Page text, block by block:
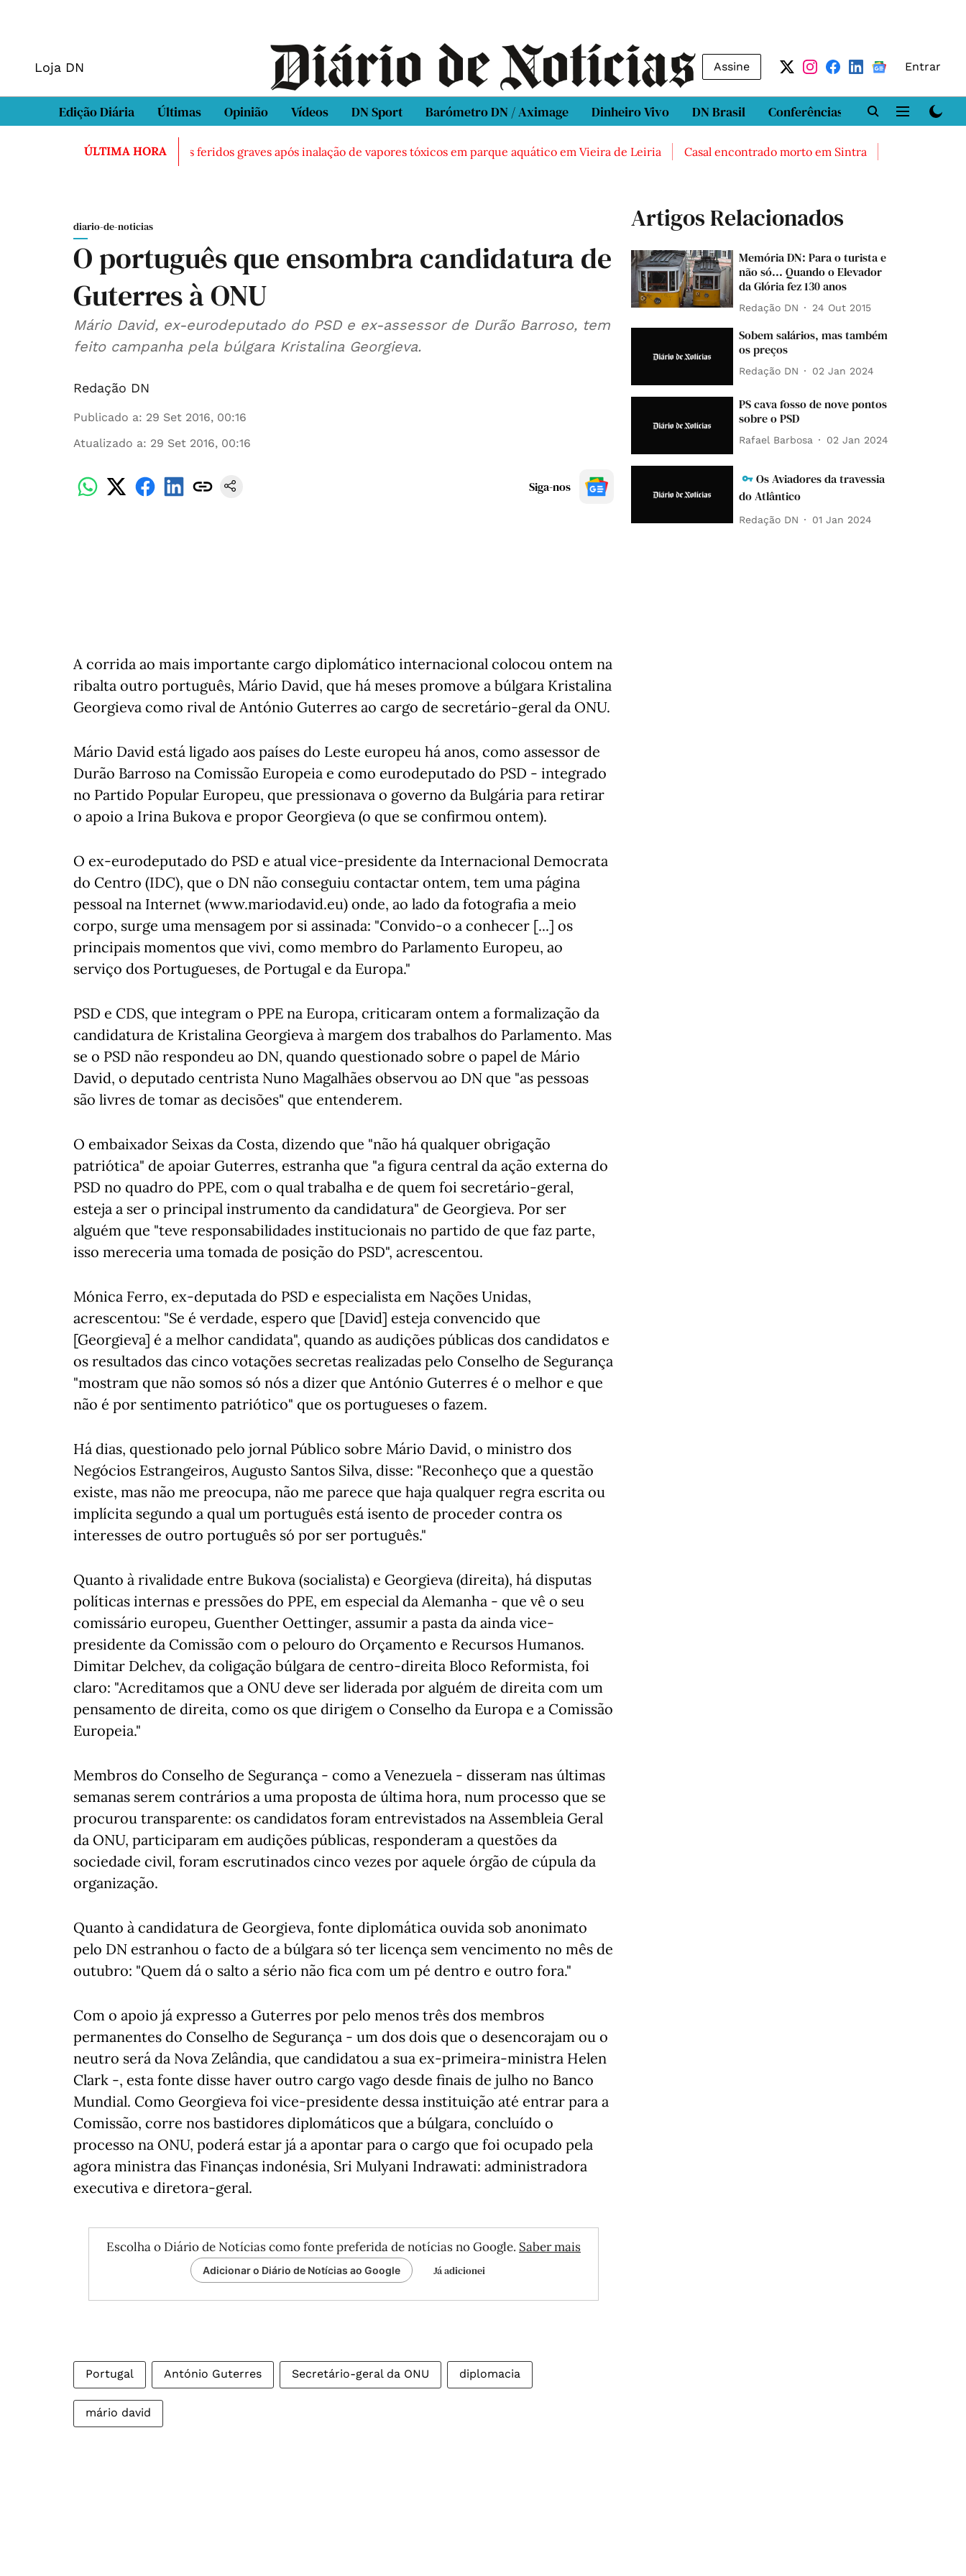
Loja DN Assine Entrar
Edição Diária Últimas Opinião Vídeos DN Sport Barómetro DN / Aximage Dinheiro Vivo DN Brasil Conferências DN LAB
ÚLTIMA HORA
morto em Sintra Três feridos graves após inalação de vapores tóxicos em parque aquático em Vieira de Leiria Casal encontrado morto em Sintra Três feridos
diario-de-noticias
O português que ensombra candidatura de
Guterres à ONU
Mário David, ex-eurodeputado do PSD e ex-assessor de Durão Barroso, tem
feito campanha pela búlgara Kristalina Georgieva.
Redação DN
Publicado a: 29 Set 2016, 00:16
Atualizado a: 29 Set 2016, 00:16
Siga-nos
A corrida ao mais importante cargo diplomático internacional colocou ontem na
ribalta outro português, Mário David, que há meses promove a búlgara Kristalina
Georgieva como rival de António Guterres ao cargo de secretário-geral da ONU.
Mário David está ligado aos países do Leste europeu há anos, como assessor de
Durão Barroso na Comissão Europeia e como eurodeputado do PSD - integrado
no Partido Popular Europeu, que pressionava o governo da Bulgária para retirar
o apoio a Irina Bukova e propor Georgieva (o que se confirmou ontem).
O ex-eurodeputado do PSD e atual vice-presidente da Internacional Democrata
do Centro (IDC), que o DN não conseguiu contactar ontem, tem uma página
pessoal na Internet (www.mariodavid.eu) onde, ao lado da fotografia a meio
corpo, surge uma mensagem por si assinada: "Convido-o a conhecer [...] os
principais momentos que vivi, como membro do Parlamento Europeu, ao
serviço dos Portugueses, de Portugal e da Europa."
PSD e CDS, que integram o PPE na Europa, criticaram ontem a formalização da
candidatura de Kristalina Georgieva à margem dos trabalhos do Parlamento. Mas
se o PSD não respondeu ao DN, quando questionado sobre o papel de Mário
David, o deputado centrista Nuno Magalhães observou ao DN que "as pessoas
são livres de tomar as decisões" que entenderem.
O embaixador Seixas da Costa, dizendo que "não há qualquer obrigação
patriótica" de apoiar Guterres, estranha que "a figura central da ação externa do
PSD no quadro do PPE, com o qual trabalha e de quem foi secretário-geral,
esteja a ser o principal instrumento da candidatura" de Georgieva. Por ser
alguém que "teve responsabilidades institucionais no partido de que faz parte,
isso mereceria uma tomada de posição do PSD", acrescentou.
Mónica Ferro, ex-deputada do PSD e especialista em Nações Unidas,
acrescentou: "Se é verdade, espero que [David] esteja convencido que
[Georgieva] é a melhor candidata", quando as audições públicas dos candidatos e
os resultados das cinco votações secretas realizadas pelo Conselho de Segurança
"mostram que não somos só nós a dizer que António Guterres é o melhor e que
não é por sentimento patriótico" que os portugueses o fazem.
Há dias, questionado pelo jornal Público sobre Mário David, o ministro dos
Negócios Estrangeiros, Augusto Santos Silva, disse: "Reconheço que a questão
existe, mas não me preocupa, não me parece que haja qualquer regra escrita ou
implícita segundo a qual um português está isento de proceder contra os
interesses de outro português só por ser português."
Quanto à rivalidade entre Bukova (socialista) e Georgieva (direita), há disputas
políticas internas e pressões do PPE, em especial da Alemanha - que vê o seu
comissário europeu, Guenther Oettinger, assumir a pasta da ainda vice-
presidente da Comissão com o pelouro do Orçamento e Recursos Humanos.
Dimitar Delchev, da coligação búlgara de centro-direita Bloco Reformista, foi
claro: "Acreditamos que a ONU deve ser liderada por alguém de direita com um
pensamento de direita, como os que dirigem o Conselho da Europa e a Comissão
Europeia."
Membros do Conselho de Segurança - como a Venezuela - disseram nas últimas
semanas serem contrários a uma proposta de última hora, num processo que se
procurou transparente: os candidatos foram entrevistados na Assembleia Geral
da ONU, participaram em audições públicas, responderam a questões da
sociedade civil, foram escrutinados cinco vezes por aquele órgão de cúpula da
organização.
Quanto à candidatura de Georgieva, fonte diplomática ouvida sob anonimato
pelo DN estranhou o facto de a búlgara só ter licença sem vencimento no mês de
outubro: "Quem dá o salto a sério não fica com um pé dentro e outro fora."
Com o apoio já expresso a Guterres por pelo menos três dos membros
permanentes do Conselho de Segurança - um dos dois que o desencorajam ou o
neutro será da Nova Zelândia, que candidatou a sua ex-primeira-ministra Helen
Clark -, esta fonte disse haver outro cargo vago desde finais de julho no Banco
Mundial. Como Georgieva foi vice-presidente dessa instituição até entrar para a
Comissão, corre nos bastidores diplomáticos que a búlgara, concluído o
processo na ONU, poderá estar já a apontar para o cargo que foi ocupado pela
agora ministra das Finanças indonésia, Sri Mulyani Indrawati: administradora
executiva e diretora-geral.
Escolha o Diário de Notícias como fonte preferida de notícias no Google. Saber mais
Adicionar o Diário de Notícias ao Google Já adicionei
Portugal António Guterres Secretário-geral da ONU diplomacia
mário david
Artigos Relacionados
Memória DN: Para o turista e
não só... Quando o Elevador
da Glória fez 130 anos
Redação DN 24 Out 2015
Sobem salários, mas também
os preços
Redação DN 02 Jan 2024
PS cava fosso de nove pontos
sobre o PSD
Rafael Barbosa 02 Jan 2024
Os Aviadores da travessia
do Atlântico
Redação DN 01 Jan 2024